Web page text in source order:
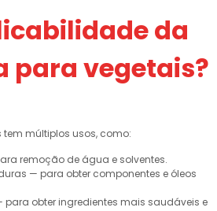
da
para vegetais?
múltiplos usos, como:
remoção de água e solventes.
— para obter componentes e óleos
para obter ingredientes mais saudáveis e